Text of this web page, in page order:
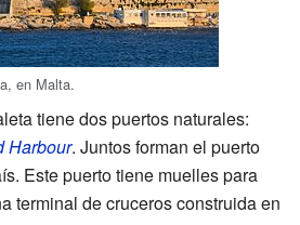
en Malta.
tiene dos puertos naturales:
Harbour. Juntos forman el puerto
Este puerto tiene muelles para
terminal de cruceros construida en